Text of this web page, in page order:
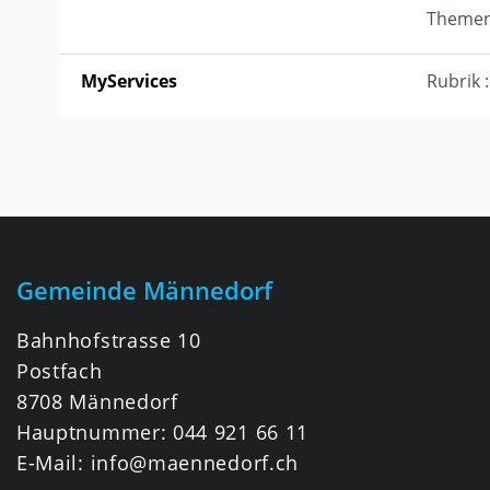
MyServices Rubrik
Fusszeile
Gemeinde Männedorf
Bahnhofstrasse 10
Postfach
8708 Männedorf
Hauptnummer: 044 921 66 11
E-Mail: info@maennedorf.ch